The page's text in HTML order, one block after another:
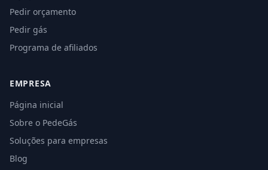
Pedir orçamento
Pedir gás
Programa de afiliados
EMPRESA
Página inicial
Sobre o PedeGás
Soluções para empresas
Blog